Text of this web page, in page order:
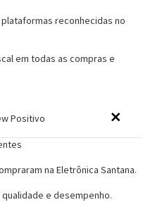
reconhecidas no
em todas as compras e
Positivo
na Eletrônica Santana.
e desempenho.